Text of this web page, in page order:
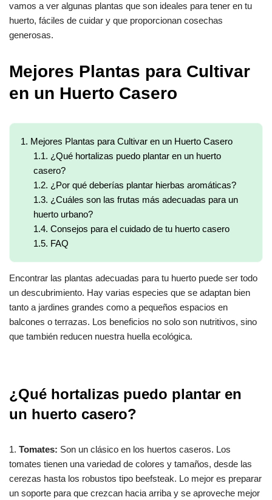
vamos a ver algunas plantas que son ideales para tener en tu
huerto, fáciles de cuidar y que proporcionan cosechas
generosas.
Mejores Plantas para Cultivar
en un Huerto Casero
1. Mejores Plantas para Cultivar en un Huerto Casero
1.1. ¿Qué hortalizas puedo plantar en un huerto
casero?
1.2. ¿Por qué deberías plantar hierbas aromáticas?
1.3. ¿Cuáles son las frutas más adecuadas para un
huerto urbano?
1.4. Consejos para el cuidado de tu huerto casero
1.5. FAQ
Encontrar las plantas adecuadas para tu huerto puede ser todo
un descubrimiento. Hay varias especies que se adaptan bien
tanto a jardines grandes como a pequeños espacios en
balcones o terrazas. Los beneficios no solo son nutritivos, sino
que también reducen nuestra huella ecológica.
¿Qué hortalizas puedo plantar en
un huerto casero?
1. Tomates: Son un clásico en los huertos caseros. Los
tomates tienen una variedad de colores y tamaños, desde las
cerezas hasta los robustos tipo beefsteak. Lo mejor es preparar
un soporte para que crezcan hacia arriba y se aproveche mejor